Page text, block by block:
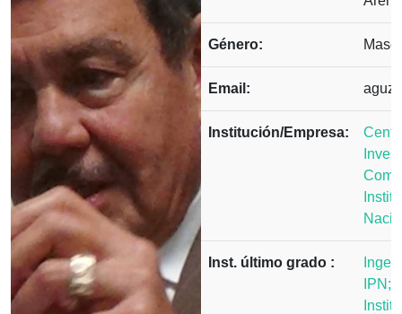
Género:
Email:
Institución/Empresa:
Inst. último grado :
IPN;